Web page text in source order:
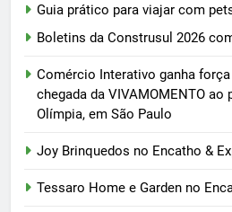
Guia prático para viajar com
Boletins da Construsul 2026
Comércio Interativo ganha
chegada da VIVAMOMENTO
Olímpia, em São Paulo
Joy Brinquedos no Encatho &
Tessaro Home e Garden no